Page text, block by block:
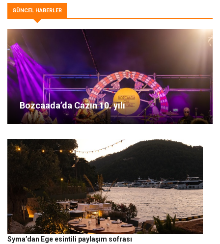
GÜNCEL HABERLER
Bozcaada’da Cazın 10. yılı
Syma’dan Ege esintili paylaşım sofrası